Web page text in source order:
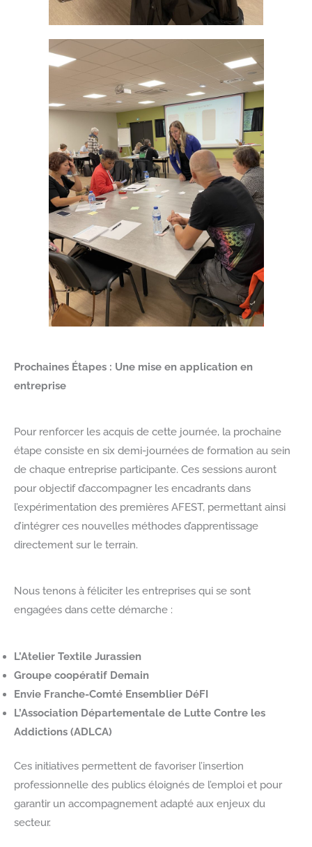
Prochaines Étapes : Une mise en application en
entreprise
Pour renforcer les acquis de cette journée, la prochaine
étape consiste en six demi-journées de formation au sein
de chaque entreprise participante. Ces sessions auront
pour objectif d’accompagner les encadrants dans
l’expérimentation des premières AFEST, permettant ainsi
d’intégrer ces nouvelles méthodes d’apprentissage
directement sur le terrain.
Nous tenons à féliciter les entreprises qui se sont
engagées dans cette démarche :
L’Atelier Textile Jurassien
Groupe coopératif Demain
Envie Franche-Comté Ensemblier DéFI
L’Association Départementale de Lutte Contre les
Addictions (ADLCA)
Ces initiatives permettent de favoriser l’insertion
professionnelle des publics éloignés de l’emploi et pour
garantir un accompagnement adapté aux enjeux du
secteur.